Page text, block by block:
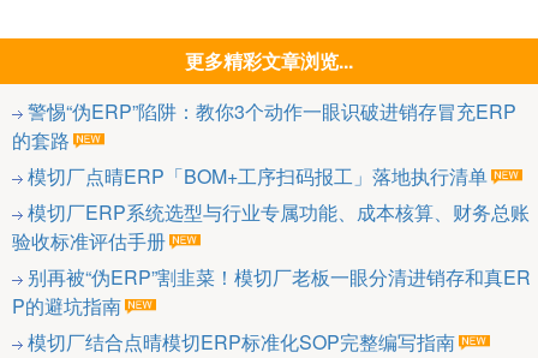
更多精彩文章浏览...
警惕“伪ERP”陷阱：教你3个动作一眼识破进销存冒充ERP
的套路
模切厂点晴ERP「BOM+工序扫码报工」落地执行清单
模切厂ERP系统选型与行业专属功能、成本核算、财务总账
验收标准评估手册
别再被“伪ERP”割韭菜！模切厂老板一眼分清进销存和真ER
P的避坑指南
模切厂结合点晴模切ERP标准化SOP完整编写指南